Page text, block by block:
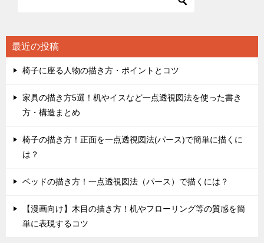
シ
ョ
最近の投稿
椅子に座る人物の描き方・ポイントとコツ
家具の描き方5選！机やイスなど一点透視図法を使った書き
方・構造まとめ
椅子の描き方！正面を一点透視図法(パース)で簡単に描くに
は？
ベッドの描き方！一点透視図法（パース）で描くには？
【漫画向け】木目の描き方！机やフローリング等の質感を簡
単に表現するコツ